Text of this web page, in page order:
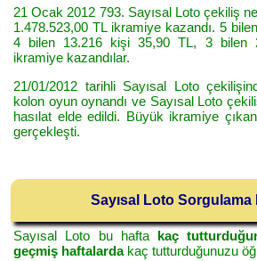
21 Ocak 2012 793. Sayısal Loto çekiliş
1.478.523,00 TL ikramiye kazandı. 5
4 bilen 13.216 kişi 35,90 TL, 3 bilen
ikramiye kazandılar.
21/01/2012 tarihli Sayısal Loto
kolon oyun oynandı ve Sayısal Loto
hasılat elde edildi. Büyük ikramiye
gerçekleşti.
Sayısal Loto Sorgulama
Sayısal Loto bu hafta kaç
geçmiş haftalardakaç tutturduğunuzu